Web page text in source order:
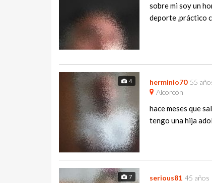
sobre mi soy un
deporte ,práctico
4 herminio70 55
Alcorcón
hace meses que
tengo una hija
7 serious81 45 años